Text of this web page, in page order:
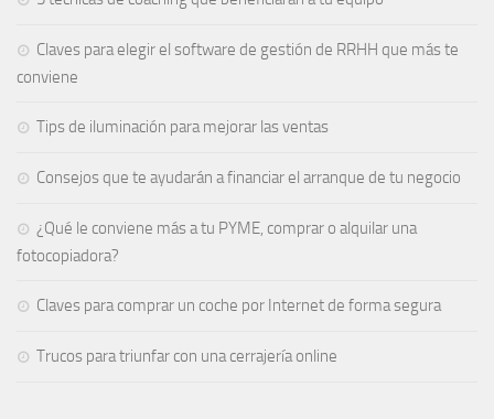
Claves para elegir el software de gestión de RRHH que más te
conviene
Tips de iluminación para mejorar las ventas
Consejos que te ayudarán a financiar el arranque de tu negocio
¿Qué le conviene más a tu PYME, comprar o alquilar una
fotocopiadora?
Claves para comprar un coche por Internet de forma segura
Trucos para triunfar con una cerrajería online